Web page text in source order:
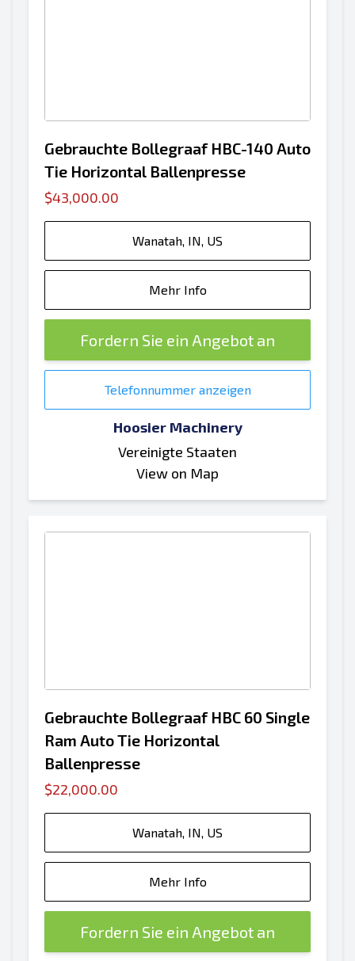
Gebrauchte Bollegraaf HBC-140 Auto
Tie Horizontal Ballenpresse
$43,000.00
Wanatah, IN, US
Mehr Info
Fordern Sie ein Angebot an
Telefonnummer anzeigen
Hoosier Machinery
Vereinigte Staaten
View on Map
Gebrauchte Bollegraaf HBC 60 Single
Ram Auto Tie Horizontal
Ballenpresse
$22,000.00
Wanatah, IN, US
Mehr Info
Fordern Sie ein Angebot an